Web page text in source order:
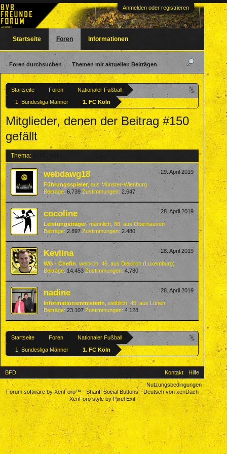
Anmelden oder registrieren
Startseite Foren
Nationaler Fußball
1. Bundesliga Männer
1. FC Köln
Mitglieder, denen der Beitrag #150
gefällt
Thema:
29. April 2019
webdawg18
Führungsspieler ,aus Münster-Wienburg
Beiträge: 6.739 Zustimmungen: 2.647
28. April 2019
cocoline
Leistungsträger, männlich, 88, aus Oberhausen
Beiträge: 2.897 Zustimmungen: 2.480
28. April 2019
Kevlina
WG - Chefin , weiblich, 46, aus Diekirch (Luxemburg)
Beiträge: 14.453 Zustimmungen: 4.780
28. April 2019
nadine
Informationsministerin , weiblich, 45, aus Lünen
Beiträge: 23.107 Zustimmungen: 4.128
Startseite Foren
Nationaler Fußball
1. Bundesliga Männer
1. FC Köln
Startseite Foren
Foren durchsuchen Themen mit aktuellen Beiträgen
Informationen
BFD Kontakt
Hilfe
Nutzungsbedingungen
Forum software by XenForo™- Shariff Social Buttons-Deutsch von xenDach
XenForo style by Pixel Exit